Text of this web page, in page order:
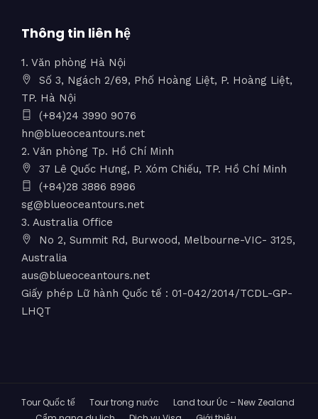
Thông tin liên hệ
1. Văn phòng Hà Nội
Số 3, Ngách 2/69, Phố Hoàng Liệt, P. Hoàng Liệt,
TP. Hà Nội
(+84)24 3990 9076
hn@blueoceantours.net
2. Văn phòng Tp. Hồ Chí Minh
37 Lê Quốc Hưng, P. Xóm Chiếu, TP. Hồ Chí Minh
(+84)28 3886 8986
sg@blueoceantours.net
3. Australia Office
No 2, Summit Rd, Burwood, Melbourne-VIC- 3125,
Australia
aus@blueoceantours.net
Giấy phép Lữ hành Quốc tế : 01-042/2014/TCDL-GP-
LHQT
Tour Quốc tế Tour trong nước
Land tour Úc – New Zealand